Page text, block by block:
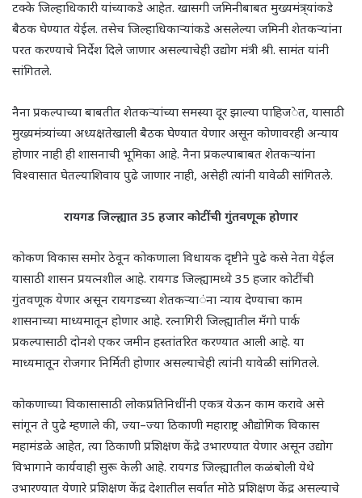
टक्के जिल्हाधिकारी यांच्याकडे आहेत. खासगी जमिनीबाबत मुख्यमंत्र‌्यांकडे
बैठक घेण्यात येईल. तसेच जिल्हाधिकाऱ्यांकडे असलेल्या जमिनी शेतकऱ्यांना
परत करण्याचे निर्देश दिले जाणार असल्याचेही उद्योग मंत्री श्री. सामंत यांनी
सांगितले.
नैना प्रकल्पाच्या बाबतीत शेतकऱ्यांच्या समस्या दूर झाल्या पाहिजेत, यासाठी
मुख्यमंत्र्यांच्या अध्यक्षतेखाली बैठक घेण्यात येणार असून कोणावरही अन्याय
होणार नाही ही शासनाची भूमिका आहे. नैना प्रकल्पाबाबत शेतकऱ्यांना
विश्वासात घेतल्याशिवाय पुढे जाणार नाही, असेही त्यांनी यावेळी सांगितले.
रायगड जिल्ह्यात 35 हजार कोटींची गुंतवणूक होणार
कोकण विकास समोर ठेवून कोकणाला विधायक दृष्टीने पुढे कसे नेता येईल
यासाठी शासन प्रयत्नशील आहे. रायगड जिल्ह्यामध्ये 35 हजार कोटींची
गुंतवणूक येणार असून रायगडच्या शेतकऱ्यांना न्याय देण्याचा काम
शासनाच्या माध्यमातून होणार आहे. रत्नागिरी जिल्ह्यातील मँगो पार्क
प्रकल्पासाठी दोनशे एकर जमीन हस्तांतरित करण्यात आली आहे. या
माध्यमातून रोजगार निर्मिती होणार असल्याचेही त्यांनी यावेळी सांगितले.
कोकणाच्या विकासासाठी लोकप्रतिनिधींनी एकत्र येऊन काम करावे असे
सांगून ते पुढे म्हणाले की, ज्या–ज्या ठिकाणी महाराष्ट्र औद्योगिक विकास
महामंडळे आहेत, त्या ठिकाणी प्रशिक्षण केंद्रे उभारण्यात येणार असून उद्योग
विभागाने कार्यवाही सुरू केली आहे. रायगड जिल्ह्यातील कळंबोली येथे
उभारण्यात येणारे प्रशिक्षण केंद्र देशातील सर्वात मोठे प्रशिक्षण केंद्र असल्याचे